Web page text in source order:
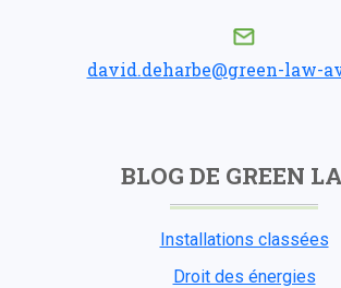
david.deharbe@green-law-
BLOG DE GREEN
Installations classées
Droit des énergies